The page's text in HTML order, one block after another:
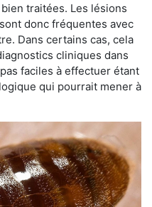
traitées. Les lésions
donc fréquentes avec
Dans certains cas, cela
cliniques dans
faciles à effectuer étant
qui pourrait mener à